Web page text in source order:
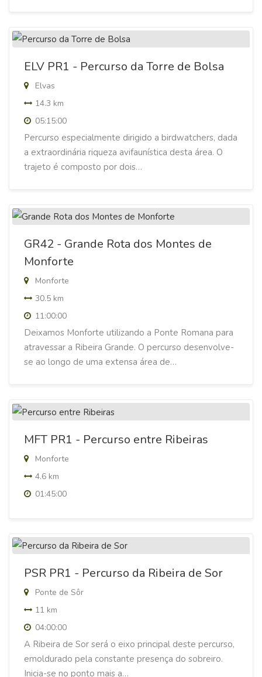
ELV PR1 - Percurso da Torre de Bolsa
Elvas
14.3 km
05:15:00
Percurso especialmente dirigido a birdwatchers, dada
a extraordinária riqueza avifaunística desta área. O
trajeto é composto por dois…
GR42 - Grande Rota dos Montes de
Monforte
Monforte
30.5 km
11:00:00
Deixamos Monforte utilizando a Ponte Romana para
atravessar a Ribeira Grande. O percurso desenvolve-
se ao longo de uma extensa área de…
MFT PR1 - Percurso entre Ribeiras
Monforte
4.6 km
01:45:00
PSR PR1 - Percurso da Ribeira de Sor
Ponte de Sôr
11 km
04:00:00
A Ribeira de Sor será o eixo principal deste percurso,
emoldurado pela constante presença do sobreiro.
Inicia-se no ponto mais a…